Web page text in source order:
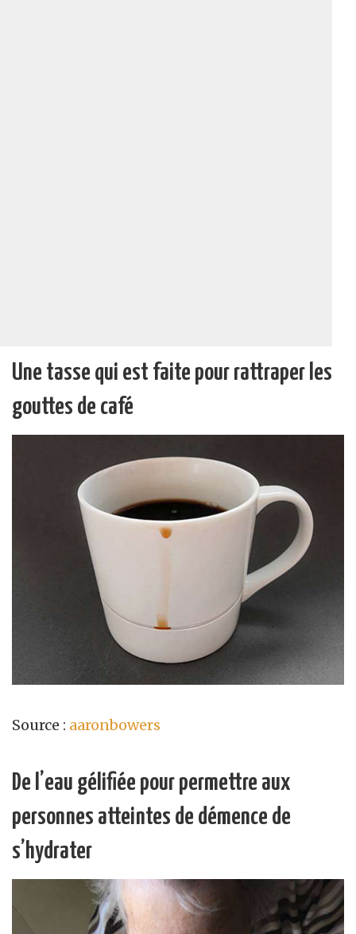
Une tasse qui est faite pour rattraper les
gouttes de café
Source : aaronbowers
De l’eau gélifiée pour permettre aux
personnes atteintes de démence de
s’hydrater